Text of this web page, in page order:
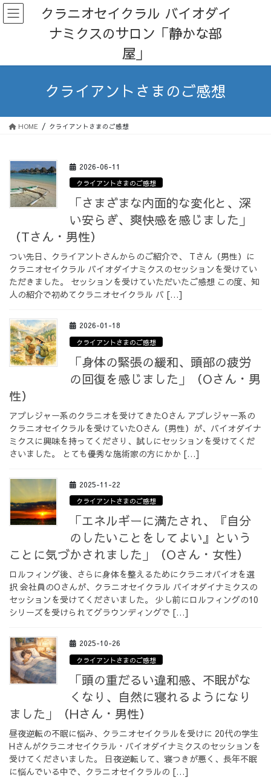
コ
ン
へ
プ
ナ
ビ
ョ
動
クラニオセイクラル バイオダイ
ナミクスのサロン「静かな部
屋」
クライアントさまのご感想
HOME クライアントさまのご感想
2026-06-11
クライアントさまのご感想
「さまざまな内面的な変化と、深
い安らぎ、爽快感を感じました」
（Tさん・男性）
つい先日、クライアントさんからのご紹介で、 Tさん（男性）に
クラニオセイクラル バイオダイナミクスのセッションを受けてい
ただきました。 セッションを受けていただいたご感想 この度、知
人の紹介で初めてクラニオセイクラル バ […]
2026-01-18
クライアントさまのご感想
「身体の緊張の緩和、頭部の疲労
の回復を感じました」（Oさん・男
性）
アプレジャー系のクラニオを受けてきたOさん アプレジャー系の
クラニオセイクラルを受けていたOさん（男性）が、バイオダイナ
ミクスに興味を持ってくださり、試しにセッションを受けてくだ
さいました。 とても優秀な施術家の方にかか […]
2025-11-22
クライアントさまのご感想
「エネルギーに満たされ、『自分
のしたいことをしてよい』という
ことに気づかされました」（Oさん・女性）
ロルフィング後、さらに身体を整えるためにクラニオバイオを選
択 会社員のOさんが、クラニオセイクラル バイオダイナミクスの
セッションを受けてくださいました。 少し前にロルフィングの10
シリーズを受けられてグラウンディングで […]
2025-10-26
クライアントさまのご感想
「頭の重だるい違和感、不眠がな
くなり、自然に寝れるようになり
ました」（Hさん・男性）
昼夜逆転の不眠に悩み、クラニオセイクラルを受けに 20代の学生
Hさんがクラニオセイクラル・バイオダイナミクスのセッションを
受けてくださいました。 日夜逆転して、寝つきが悪く、長年不眠
に悩んでいる中で、クラニオセイクラルの […]